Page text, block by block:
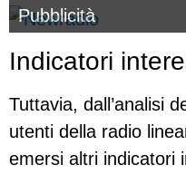
Pubblicità
Indicatori
Tuttavia, dall’analisi
utenti della radio
emersi altri indicatori